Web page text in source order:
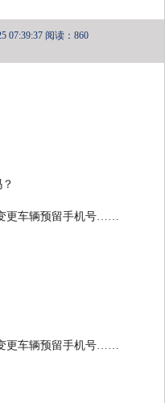
07:39:37 阅读：860